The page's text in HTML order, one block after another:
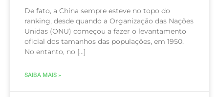
De fato, a China sempre esteve no topo do
ranking, desde quando a Organização das Nações
Unidas (ONU) começou a fazer o levantamento
oficial dos tamanhos das populações, em 1950.
No entanto, no […]
SAIBA MAIS »